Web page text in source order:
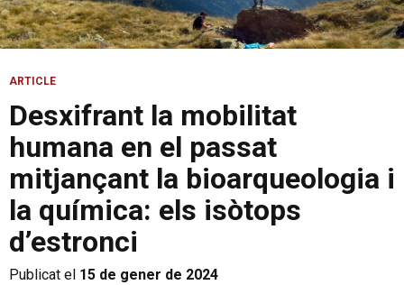
ARTICLE
Desxifrant la mobilitat
humana en el passat
mitjançant la bioarqueologia i
la química: els isòtops
d’estronci
Publicat el 15 de gener de 2024